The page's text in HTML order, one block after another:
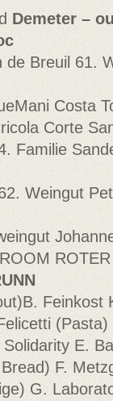
Demeter –
Breuil 61.
Costa
Corte
Familie
Weingut
Feinkost
E.
F.
G.